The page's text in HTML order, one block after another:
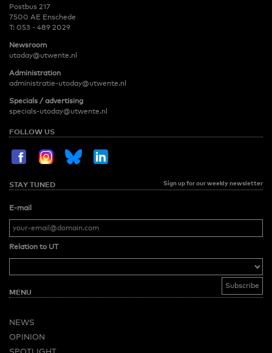
Postbus 217
7500 AE Enschede
T: 053 - 489 2029
Newsroom
utoday@utwente.nl
Administration
administratie-utoday@utwente.nl
Specials / advertising
specials-utoday@utwente.nl
FOLLOW US
STAY TUNED Sign up for our weekly newsletter
E-mail
Relation to UT
MENU
NEWS
OPINION